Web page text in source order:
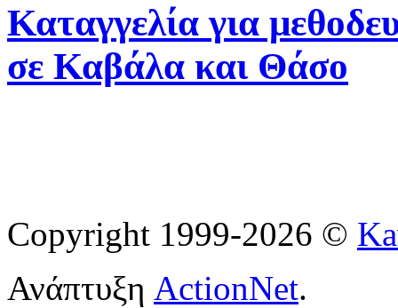
Καταγγελία για
σε Καβάλα και Θάσο
Copyright 1999-2026 ©
Ανάπτυξη ActionNet.